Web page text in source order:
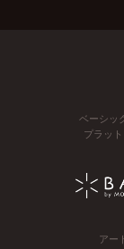
ベーシッ
プラッ
アー